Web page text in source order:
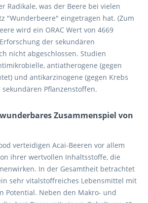
Radikale, was der Beere bei vielen
"Wunderbeere" eingetragen hat. (Zum
wird ein ORAC Wert von 4669
der sekundären
nicht abgeschlossen. Studien
antiatherogene (gegen
und antikarzinogene (gegen Krebs
Pflanzenstoffen.
Zusammenspiel von
verteidigen Acai-Beeren vor allem
ihrer wertvollen Inhaltsstoffe, die
In der Gesamtheit betrachtet
sehr vitalstoffreiches Lebensmittel mit
Potential. Neben den Makro- und